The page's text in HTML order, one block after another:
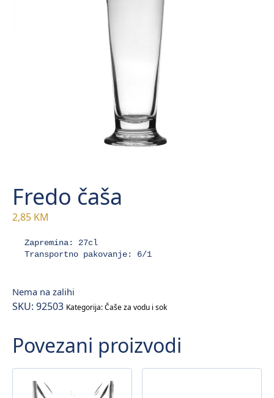
Fredo čaša
2,85 KM
Zapremina: 27cl
Transportno pakovanje: 6/1
Nema na zalihi
SKU: 92503 Kategorija:Čaše za vodu i sok
Povezani proizvodi